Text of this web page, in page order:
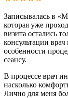
Записывалась в
которая уже
визита остались
консультации
особенности
сеансу.
В процессе врач
насколько
Лично для меня